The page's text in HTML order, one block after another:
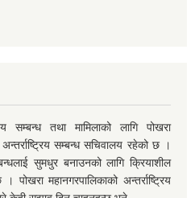
सम्बन्ध तथा मामिलाको लागि पोखरा
सम्बन्ध सचिवालय रहेको छ ।
सुमधुर बनाउनको लागि क्रियाशील
महानगरपालिकाको अन्तर्राष्ट्रिय